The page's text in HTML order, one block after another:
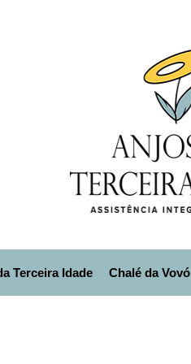
Terceira Idade Chalé da Vovó